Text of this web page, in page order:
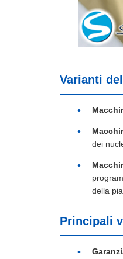
Varianti
dei
della
Principali